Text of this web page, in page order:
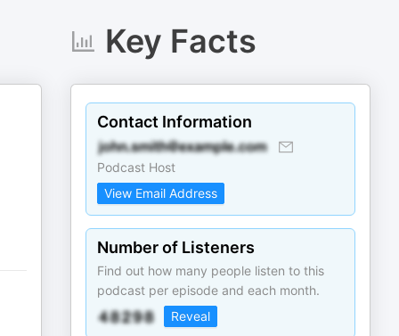
Key Facts
Contact Information
Podcast Host
View Email Address
Number of Listeners
Find out how many people listen to this
podcast per episode and each month.
Reveal